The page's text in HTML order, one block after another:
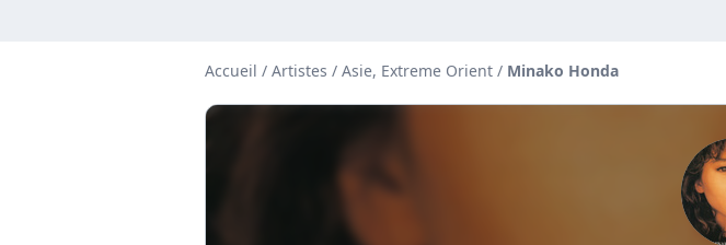
Accueil / Artistes / Asie, Extreme Orient / Minako Honda